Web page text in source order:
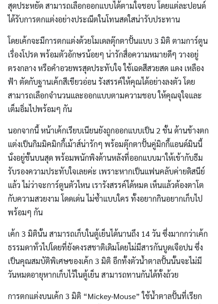
สุดประหยัด สามารถเลือกออกแบบได้ตามใจชอบ โดยแต่ละปอนด์
ได้รับการตกแต่งอย่างประณีตในโทนสดใสน่ารับประทาน
โดยเค้กจะมีการตกแต่งด้วยโมเดลตุ๊กตาปั้นแบบ 3 มิติ ตามการ์ตูน
เรื่องโปรด พร้อมตัวอักษรน้อยๆ น่ารักสื่อความหมายดีๆ วางอยู่
ตรงกลาง หรือคำอวยพรสุดประทับใจ ใช้เฉดสีสวยสด แดง เหลือง
ฟ้า ตัดกับฐานเค้กสีเขียวอ่อน รังสรรค์ให้คุณได้อย่างลงตัว โดย
สามารถเลือกจำนวนและออกแบบตามความชอบ ให้คุณจุใจและ
เต็มอิ่มไปพร้อมๆ กัน
นอกจากนี้ หน้าเค้กเรียบเนียนยังถูกออกแบบเป็น 2 ชั้น ด้านข้างตก
แต่งเป็นกิมมิคมิกกี้เม้าส์น่ารักๆ พร้อมตุ๊กตาปั้นคู่มิกกี้แอนด์มินนี้
นั่งอยู่ชั้นบนสุด พร้อมพนักพิงด้านหลังที่ออกแบบมาให้เข้ากับธีม
รับรองความประทับใจเลยค่ะ เพราะหากเป็นแฟนคลับค่ายดิสนีย์
แล้ว ไม่ว่าจะการ์ตูนตัวไหน เรารังสรรค์ได้หมด เห็นแล้วต้องตาโต
กับความสวยงาม โดดเด่น ไม่ซ้ำแบบใคร ทั้งอยากกินอยากเก็บไป
พร้อมๆ กัน
เค้ก 3 มิตินั้น สามารถเก็บในตู้เย็นได้นานถึง 14 วัน ซึ่งมากกว่าเค้ก
ธรรมดาทั่วไปโดยที่ยังคงรสชาติเดิมโดยไม่มีสารกันบูดเจือปน ซึ่ง
เป็นคุณสมบัติพิเศษของเค้ก 3 มิติ อีกทั้งตัวน้ำตาลปั้นนั้นจะไม่มี
วันหมดอายุหากเก็บไว้ในตู้เย็น สามารถทานกันได้ทั้งถ้วย
การตกแต่งบนเค้ก 3 มิติ “Mickey-Mouse” ใช้น้ำตาลปั้นที่เรียก